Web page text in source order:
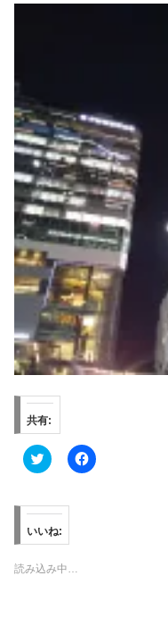
共有:
ク
リ
し
て
T
w
i
t
F
a
いいね:
読み込み中…